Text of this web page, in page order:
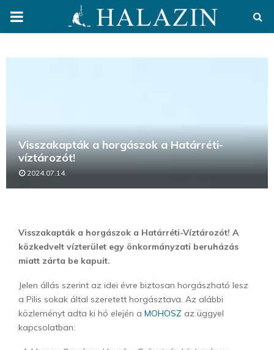
PRIMARY
Visszakapták a horgászok a Határréti-
víztározót!
2024.07.14.
Visszakapták a horgászok a Határréti-Víztározót! A
közkedvelt vízterület egy önkormányzati beruházás
miatt zárta be kapuit.
Jelen állás szerint az idei évre biztosan horgászható lesz
a Pilis sokak által szeretett horgásztava. Az alábbi
közleményt adta ki hó elején a MOHOSZ az üggyel
kapcsolatban: